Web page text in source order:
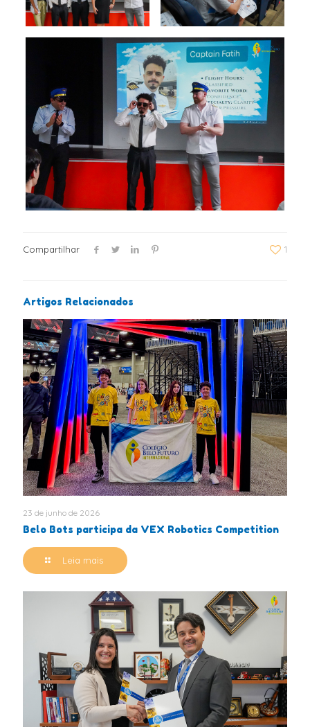
Compartilhar 1
Artigos Relacionados
23 de junho de 2026
Belo Bots participa da VEX Robotics Competition
Leia mais